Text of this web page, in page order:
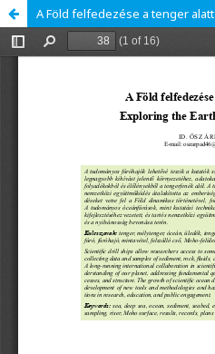
A Föld felfedezése a tenger alatt